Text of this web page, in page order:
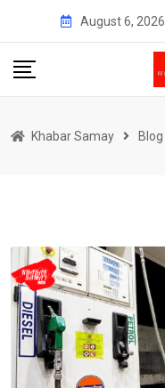
content
August 6, 2026
Khabar Samay Blog